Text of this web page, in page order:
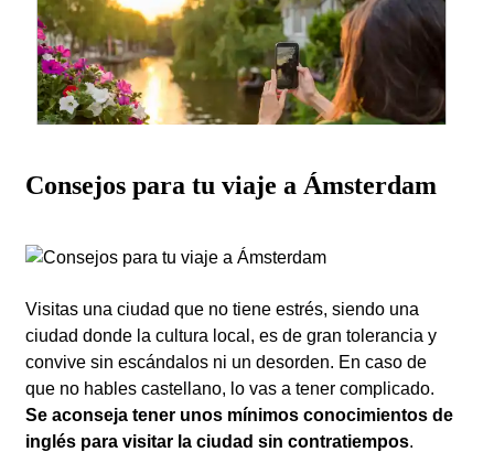
Consejos para tu viaje a Ámsterdam
Visitas una ciudad que no tiene estrés, siendo una
ciudad donde la cultura local, es de gran tolerancia y
convive sin escándalos ni un desorden. En caso de
que no hables castellano, lo vas a tener complicado.
Se aconseja tener unos mínimos conocimientos de
inglés para visitar la ciudad sin contratiempos.